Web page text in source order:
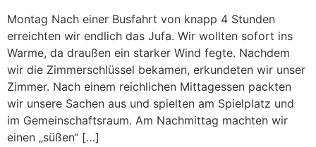
Montag Nach einer Busfahrt von knapp 4 Stunden
erreichten wir endlich das Jufa. Wir wollten sofort ins
Warme, da draußen ein starker Wind fegte. Nachdem
wir die Zimmerschlüssel bekamen, erkundeten wir unser
Zimmer. Nach einem reichlichen Mittagessen packten
wir unsere Sachen aus und spielten am Spielplatz und
im Gemeinschaftsraum. Am Nachmittag machten wir
einen „süßen“ […]